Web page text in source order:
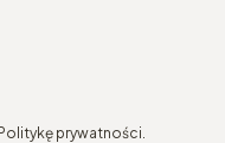
prywatności.